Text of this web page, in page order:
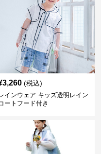
3,260 (税込)
インウェア キッズ透明レイン
ートフード付き